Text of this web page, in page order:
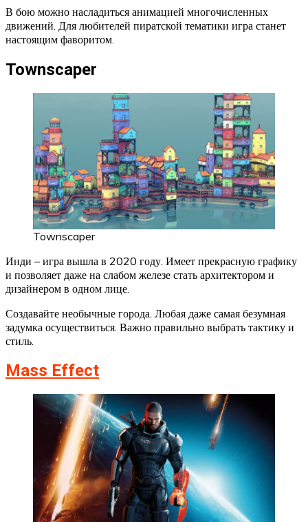
В бою можно насладиться анимацией многочисленных
движений. Для любителей пиратской тематики игра станет
настоящим фаворитом.
Townscaper
Townscaper
Инди – игра вышла в 2020 году. Имеет прекрасную графику
и позволяет даже на слабом железе стать архитектором и
дизайнером в одном лице.
Создавайте необычные города. Любая даже самая безумная
задумка осуществиться. Важно правильно выбрать тактику и
стиль.
Mass Effect